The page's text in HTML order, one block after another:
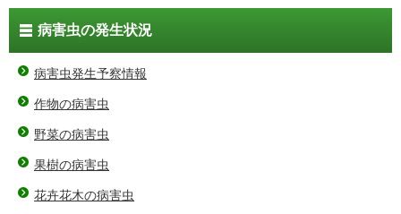
病害虫の発生状況
病害虫発生予察情報
作物の病害虫
野菜の病害虫
果樹の病害虫
花卉花木の病害虫